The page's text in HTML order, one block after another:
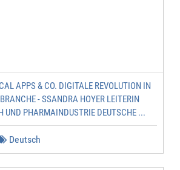
APPS & CO. DIGITALE REVOLUTION IN
- SSANDRA HOYER LEITERIN
UND PHARMAINDUSTRIE DEUTSCHE ...
Deutsch